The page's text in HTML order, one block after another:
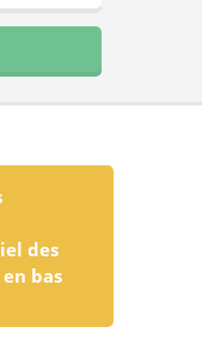
des
bas